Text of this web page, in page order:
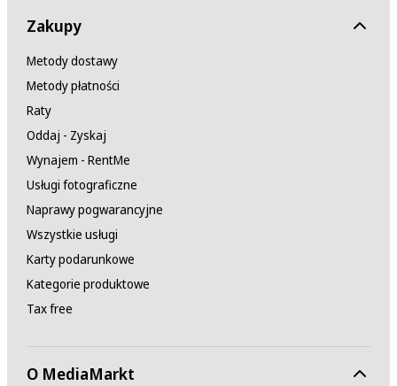
Zakupy
Metody dostawy
Metody płatności
Raty
Oddaj - Zyskaj
Wynajem - RentMe
Usługi fotograficzne
Naprawy pogwarancyjne
Wszystkie usługi
Karty podarunkowe
Kategorie produktowe
Tax free
O MediaMarkt